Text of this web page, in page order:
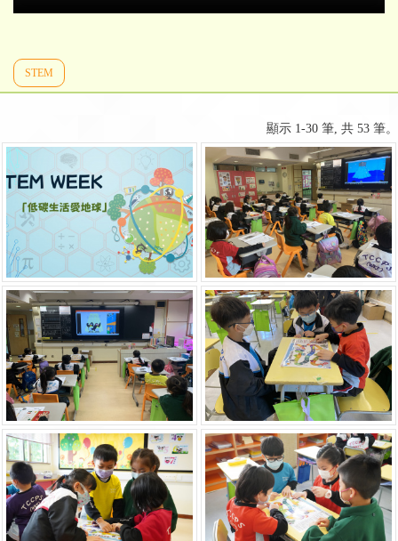
STEM
顯示 1-30 筆, 共 53 筆。